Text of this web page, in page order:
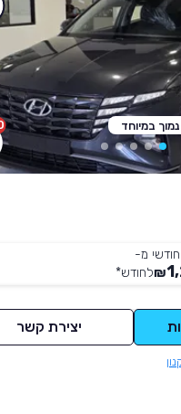
מ-
₪לחודש*
יצירת קשר
במיוחד